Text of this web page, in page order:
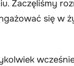
Zaczęliśmy
się w